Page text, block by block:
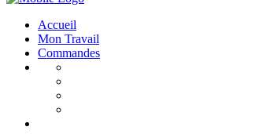
Accueil
Mon Travail
Commandes